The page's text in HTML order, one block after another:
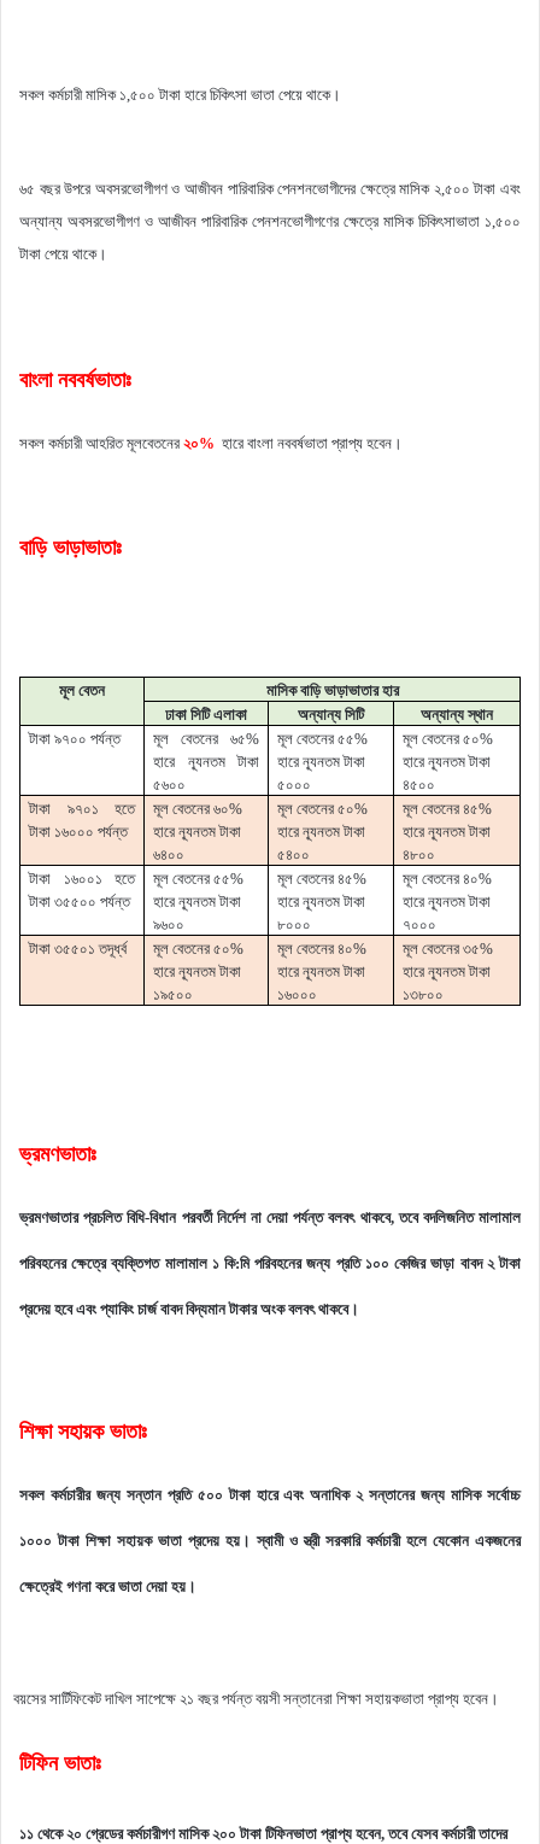
সকল কর্মচারী মাসিক ১,৫০০ টাকা হারে চিকিৎসা ভাতা পেয়ে থাকে।
৬৫ বছর উপরে অবসরভোগীগণ ও আজীবন পারিবারিক পেনশনভোগীদের ক্ষেত্রে মাসিক ২,৫০০ টাকা এবং
অন্যান্য অবসরভোগীগণ ও আজীবন পারিবারিক পেনশনভোগীগণের ক্ষেত্রে মাসিক চিকিৎসাভাতা ১,৫০০
টাকা পেয়ে থাকে।
বাংলা নববর্ষভাতাঃ
সকল কর্মচারী আহরিত মূলবেতনের ২০% হারে বাংলা নববর্ষভাতা প্রাপ্য হবেন।
বাড়ি ভাড়াভাতাঃ
মূল বেতন
মাসিক বাড়ি ভাড়াভাতার হার
ঢাকা সিটি এলাকা
অন্যান্য সিটি
অন্যান্য স্থান
টাকা ৯৭০০ পর্যন্ত
মূল বেতনের ৬৫%
হারে ন্যূনতম টাকা
৫৬০০
মূল বেতনের ৫৫%
হারে ন্যূনতম টাকা
৫০০০
মূল বেতনের ৫০%
হারে ন্যূনতম টাকা
৪৫০০
টাকা ৯৭০১ হতে
টাকা ১৬০০০ পর্যন্ত
মূল বেতনের ৬০%
হারে ন্যূনতম টাকা
৬৪০০
মূল বেতনের ৫০%
হারে ন্যূনতম টাকা
৫৪০০
মূল বেতনের ৪৫%
হারে ন্যূনতম টাকা
৪৮০০
টাকা ১৬০০১ হতে
টাকা ৩৫৫০০ পর্যন্ত
মূল বেতনের ৫৫%
হারে ন্যূনতম টাকা
৯৬০০
মূল বেতনের ৪৫%
হারে ন্যূনতম টাকা
৮০০০
মূল বেতনের ৪০%
হারে ন্যূনতম টাকা
৭০০০
টাকা ৩৫৫০১তদূর্ধ্ব
মূল বেতনের ৫০%
হারে ন্যূনতম টাকা
১৯৫০০
মূল বেতনের ৪০%
হারে ন্যূনতম টাকা
১৬০০০
মূল বেতনের ৩৫%
হারে ন্যূনতম টাকা
১৩৮০০
ভ্রমণভাতাঃ
ভ্রমণভাতার প্রচলিত বিধি-বিধান পরবর্তী নির্দেশ না দেয়া পর্যন্ত বলবৎ থাকবে, তবে বদলিজনিত মালামাল
পরিবহনের ক্ষেত্রে ব্যক্তিগত মালামাল ১ কি:মি পরিবহনের জন্য প্রতি ১০০ কেজির ভাড়া বাবদ ২ টাকা
প্রদেয় হবে এবং প্যাকিং চার্জ বাবদ বিদ্যমান টাকার অংক বলবৎ থাকবে।
শিক্ষা সহায়ক ভাতাঃ
সকল কর্মচারীর জন্য সন্তান প্রতি ৫০০ টাকা হারে এবং অনাধিক ২ সন্তানের জন্য মাসিক সর্বোচ্চ
১০০০ টাকা শিক্ষা সহায়ক ভাতা প্রদেয় হয়। স্বামী ও স্ত্রী সরকারি কর্মচারী হলে যেকোন একজনের
ক্ষেত্রেই গণনা করে ভাতা দেয়া হয়।
বয়সের সার্টিফিকেট দাখিল সাপেক্ষে ২১ বছর পর্যন্ত বয়সী সন্তানেরা শিক্ষা সহায়কভাতা প্রাপ্য হবেন।
টিফিন ভাতাঃ
১১ থেকে ২০ গ্রেডের কর্মচারীগণ মাসিক ২০০ টাকা টিফিনভাতা প্রাপ্য হবেন, তবে যেসব কর্মচারী তাদের